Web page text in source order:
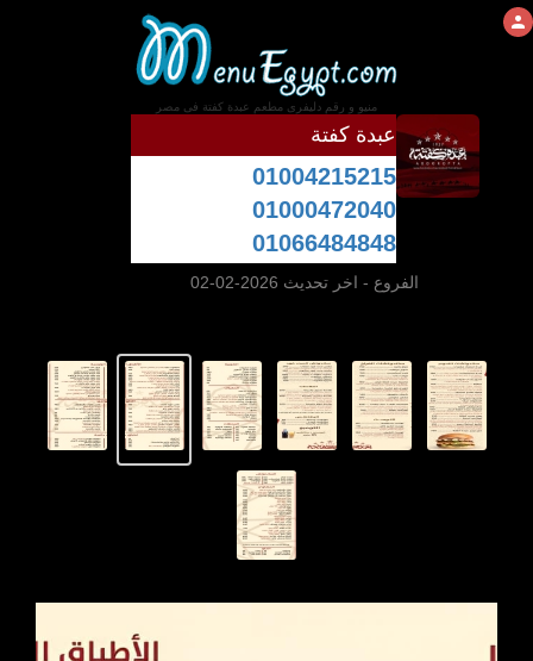
منيو و رقم دليفرى مطعم عبدة كفتة فى مصر
عبدة كفتة
01004215215
01000472040
01066484848
الفروع - اخر تحديث 2026-02-02